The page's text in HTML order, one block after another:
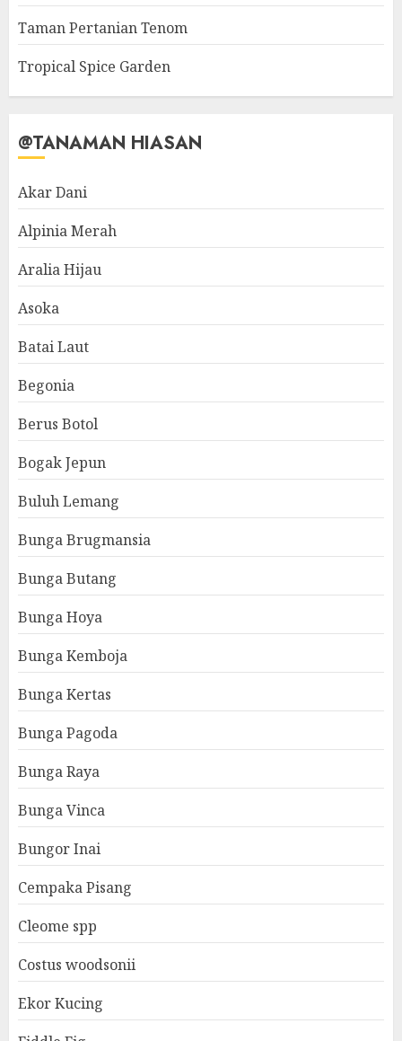
Taman Pertanian Tenom
Tropical Spice Garden
@TANAMAN HIASAN
Akar Dani
Alpinia Merah
Aralia Hijau
Asoka
Batai Laut
Begonia
Berus Botol
Bogak Jepun
Buluh Lemang
Bunga Brugmansia
Bunga Butang
Bunga Hoya
Bunga Kemboja
Bunga Kertas
Bunga Pagoda
Bunga Raya
Bunga Vinca
Bungor Inai
Cempaka Pisang
Cleome spp
Costus woodsonii
Ekor Kucing